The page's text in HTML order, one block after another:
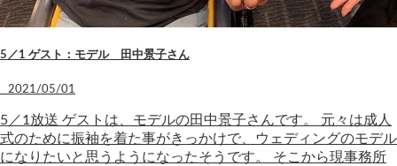
5／1 ゲスト：モデル 田中景子さん
2021/05/01
5／1放送 ゲストは、モデルの田中景子さんです。 元々は成人
式のために振袖を着た事がきっかけで、ウェディングのモデル
になりたいと思うようになったそうです。 そこから現事務所